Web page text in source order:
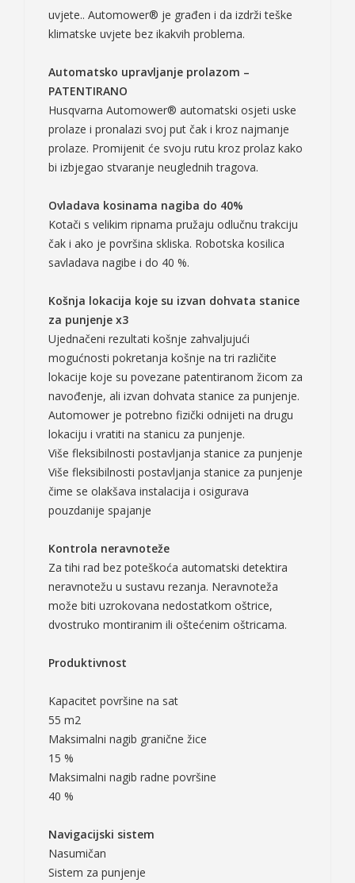
uvjete.. Automower® je građen i da izdrži teške
klimatske uvjete bez ikakvih problema.
Automatsko upravljanje prolazom –
PATENTIRANO
Husqvarna Automower® automatski osjeti uske
prolaze i pronalazi svoj put čak i kroz najmanje
prolaze. Promijenit će svoju rutu kroz prolaz kako
bi izbjegao stvaranje neuglednih tragova.
Ovladava kosinama nagiba do 40%
Kotači s velikim ripnama pružaju odlučnu trakciju
čak i ako je površina skliska. Robotska kosilica
savladava nagibe i do 40 %.
Košnja lokacija koje su izvan dohvata stanice
za punjenje x3
Ujednačeni rezultati košnje zahvaljujući
mogućnosti pokretanja košnje na tri različite
lokacije koje su povezane patentiranom žicom za
navođenje, ali izvan dohvata stanice za punjenje.
Automower je potrebno fizički odnijeti na drugu
lokaciju i vratiti na stanicu za punjenje.
Više fleksibilnosti postavljanja stanice za punjenje
Više fleksibilnosti postavljanja stanice za punjenje
čime se olakšava instalacija i osigurava
pouzdanije spajanje
Kontrola neravnoteže
Za tihi rad bez poteškoća automatski detektira
neravnotežu u sustavu rezanja. Neravnoteža
može biti uzrokovana nedostatkom oštrice,
dvostruko montiranim ili oštećenim oštricama.
Produktivnost
Kapacitet površine na sat
55 m2
Maksimalni nagib granične žice
15 %
Maksimalni nagib radne površine
40 %
Navigacijski sistem
Nasumičan
Sistem za punjenje